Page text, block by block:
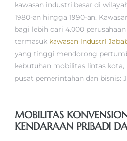
kawasan industri besar di
1980-an hingga 1990-an.
bagi lebih dari 4.000
termasuk kawasan industri
yang tinggi mendorong
kebutuhan mobilitas lintas kota,
pusat pemerintahan dan bisnis:
MOBILITAS
KENDARAAN PRIBADI